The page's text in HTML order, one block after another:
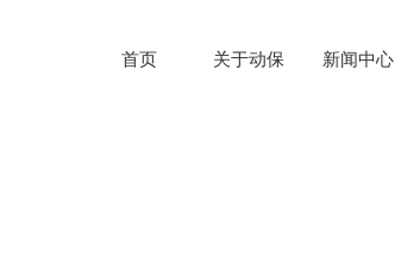
首页 关于动保 新闻中心